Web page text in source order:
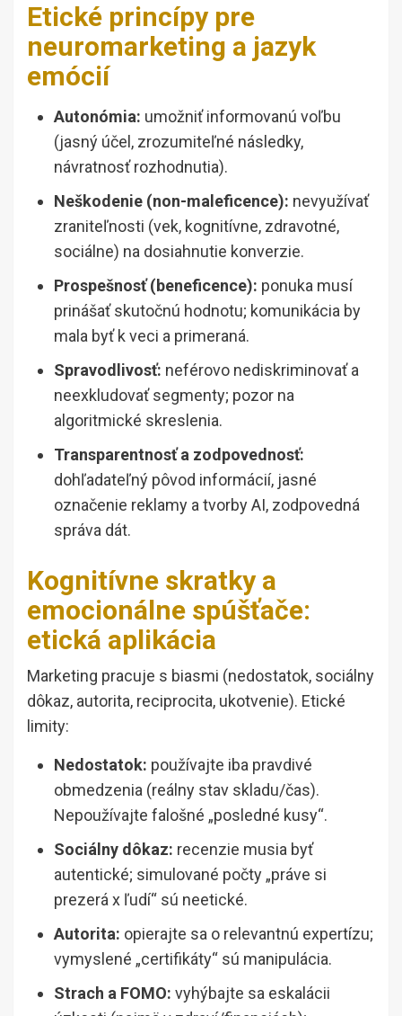
Etické princípy pre
neuromarketing a jazyk
emócií
Autonómia: umožniť informovanú voľbu
(jasný účel, zrozumiteľné následky,
návratnosť rozhodnutia).
Neškodenie (non-maleficence): nevyužívať
zraniteľnosti (vek, kognitívne, zdravotné,
sociálne) na dosiahnutie konverzie.
Prospešnosť (beneficence): ponuka musí
prinášať skutočnú hodnotu; komunikácia by
mala byť k veci a primeraná.
Spravodlivosť: neférovo nediskriminovať a
neexkludovať segmenty; pozor na
algoritmické skreslenia.
Transparentnosť a zodpovednosť:
dohľadateľný pôvod informácií, jasné
označenie reklamy a tvorby AI, zodpovedná
správa dát.
Kognitívne skratky a
emocionálne spúšťače:
etická aplikácia
Marketing pracuje s biasmi (nedostatok, sociálny
dôkaz, autorita, reciprocita, ukotvenie). Etické
limity:
Nedostatok: používajte iba pravdivé
obmedzenia (reálny stav skladu/čas).
Nepoužívajte falošné „posledné kusy“.
Sociálny dôkaz: recenzie musia byť
autentické; simulované počty „práve si
prezerá x ľudí“ sú neetické.
Autorita: opierajte sa o relevantnú expertízu;
vymyslené „certifikáty“ sú manipulácia.
Strach a FOMO: vyhýbajte sa eskalácii